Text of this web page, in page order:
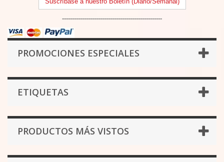
--------------------------------------------------
PROMOCIONES ESPECIALES
ETIQUETAS
PRODUCTOS MÁS VISTOS